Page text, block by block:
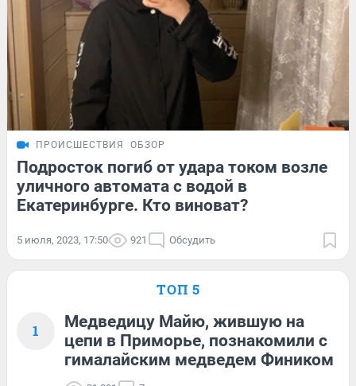
ПРОИСШЕСТВИЯ ОБЗОР
Подросток погиб от удара током возле
уличного автомата с водой в
Екатеринбурге. Кто виноват?
5 июля, 2023, 17:50 921 Обсудить
ТОП 5
1
Медведицу Майю, жившую на
цепи в Приморье, познакомили с
гималайским медведем Фиником